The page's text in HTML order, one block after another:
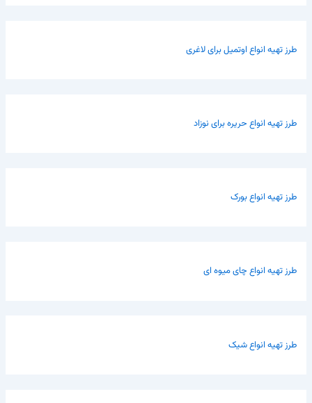
طرز تهیه انواع اوتمیل برای لاغری
طرز تهیه انواع حریره برای نوزاد
طرز تهیه انواع بورک
طرز تهیه انواع چای میوه ای
طرز تهیه انواع شیک